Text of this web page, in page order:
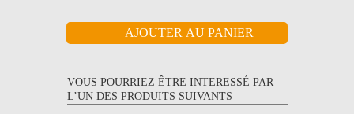
VOUS POURRIEZ ÊTRE INTERESSÉ PAR
L’UN DES PRODUITS SUIVANTS